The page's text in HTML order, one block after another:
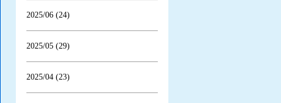
2025/06 (24)
2025/05 (29)
2025/04 (23)